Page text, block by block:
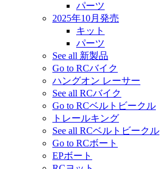
パーツ
2025年10月発売
キット
パーツ
See all 新製品
Go to RCバイク
ハングオン レーサー
See all RCバイク
Go to RCベルトビークル
トレールキング
See all RCベルトビークル
Go to RCボート
EPボート